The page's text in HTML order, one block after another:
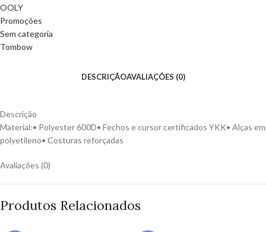
OOLY
Promoções
Sem categoria
Tombow
DESCRIÇÃOAVALIAÇÕES (0)
Descrição
Material:• Polyester 600D• Fechos e cursor certificados YKK• Alças em
polyetileno• Costuras reforçadas
Avaliações (0)
Produtos Relacionados